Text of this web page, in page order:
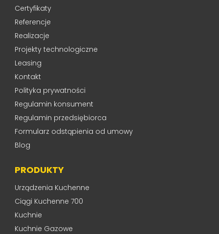
Certyfikaty
Referencje
Realizacje
Projekty technologiczne
Leasing
Kontakt
Polityka prywatności
Regulamin konsument
Regulamin przedsiębiorca
Formularz odstąpienia od umowy
Blog
PRODUKTY
Urządzenia Kuchenne
Ciągi Kuchenne 700
Kuchnie
Kuchnie Gazowe